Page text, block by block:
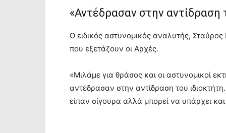
«Αντέδρασαν στην αντίδραση
Ο ειδικός αστυνομικός αναλυτής,
που εξετάζουν οι Αρχές.
«Μιλάμε για θράσος και οι αστυνομικοί
αντέδρασαν στην αντίδραση του
είπαν σίγουρα αλλά μπορεί να υπάρχει